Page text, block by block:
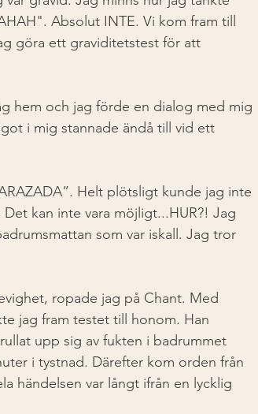
Absolut INTE. Vi kom fram till
göra ett graviditetstest för att
hem och jag förde en dialog med mig
i mig stannade ändå till vid ett
Helt plötsligt kunde jag inte
kan inte vara möjligt...HUR?! Jag
som var iskall. Jag tror
ropade jag på Chant. Med
jag fram testet till honom. Han
upp sig av fukten i badrummet
i tystnad. Därefter kom orden från
händelsen var långt ifrån en lycklig